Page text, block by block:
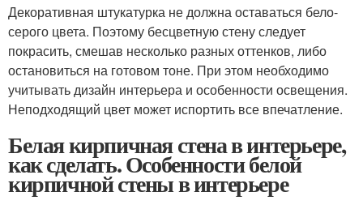
Декоративная штукатурка не должна оставаться бело-
серого цвета. Поэтому бесцветную стену следует
покрасить, смешав несколько разных оттенков, либо
остановиться на готовом тоне. При этом необходимо
учитывать дизайн интерьера и особенности освещения.
Неподходящий цвет может испортить все впечатление.
Белая кирпичная стена в интерьере,
как сделать. Особенности белой
кирпичной стены в интерьере